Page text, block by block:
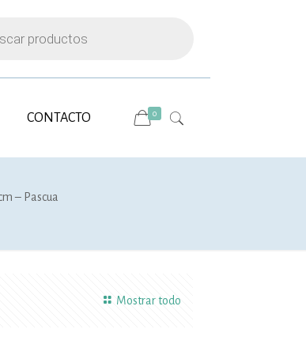
CONTACTO 0
– Pascua
Mostrar todo